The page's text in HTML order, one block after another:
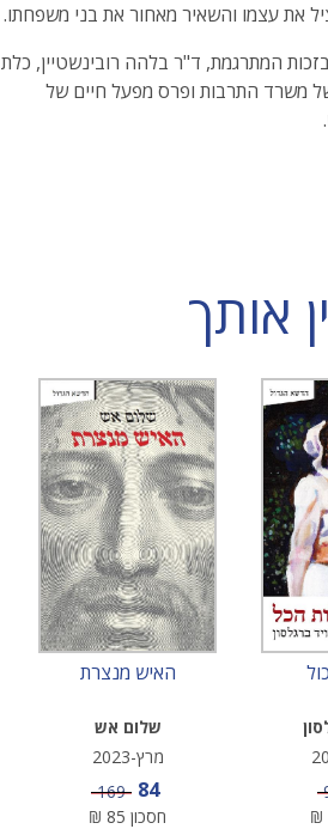
את עצמו והשאיר מאחור את בני משפחתו.
המתרגמת, ד"ר בלהה רובינשטיין, כלת
משרד התרבות ופרס מפעל חיים של
אותך
₪
האיש מנצרת
שלום אש
מרץ-2023
מחיר מבצע
84 מחיר
169
חסכון 85
₪